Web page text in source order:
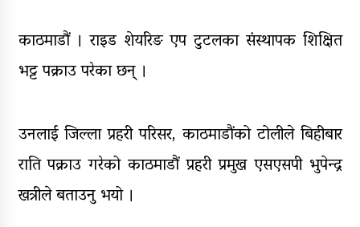
घरमाथि पहिरो खस्दा ३ वर्षीय बालकको
मृत्यु, दुई घाइते
पाँच लाख घुससहित कर अधिकृत
रंगेहात पक्राऊ
काठमाडौं । राइड शेयरिङ एप टुटलका संस्थापक शिक्षित
भट्ट पक्राउ परेका छन् ।
उनलाई जिल्ला प्रहरी परिसर, काठमाडौंको टोलीले बिहीबार
राति पक्राउ गरेको काठमाडौं प्रहरी प्रमुख एसएसपी भुपेन्द्र
खत्रीले बताउनु भयो ।